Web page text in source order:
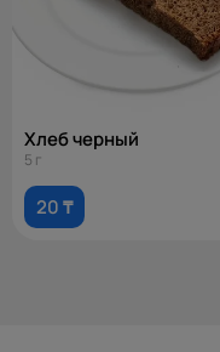
Хлеб черный
5 г
20 ₸